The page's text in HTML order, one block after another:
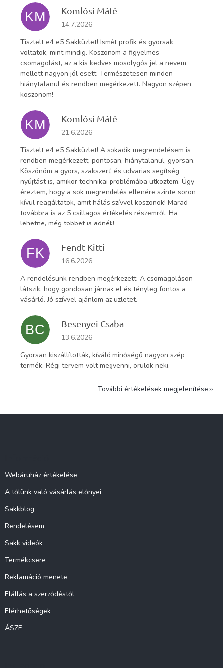
KM Komlósi Máté
Az áruház értékelése 5-ből 5 csillag.
14.7.2026
Tisztelt e4 e5 Sakküzlet! Ismét profik és gyorsak
voltatok, mint mindig. Köszönöm a figyelmes
csomagolást, az a kis kedves mosolygós jel a nevem
mellett nagyon jól esett. Természetesen minden
hiánytalanul és rendben megérkezett. Nagyon szépen
köszönöm!
KM Komlósi Máté
Az áruház értékelése 5-ből 5 csillag.
21.6.2026
Tisztelt e4 e5 Sakküzlet! A sokadik megrendelésem is
rendben megérkezett, pontosan, hiánytalanul, gyorsan.
Köszönöm a gyors, szakszerű és udvarias segítség
nyújtást is, amikor technikai problémába ütköztem. Úgy
éreztem, hogy a sok megrendelés ellenére szinte soron
kívül reagáltatok, amit hálás szívvel köszönök! Marad
továbbra is az 5 csillagos értékelés részemről. Ha
lehetne, még többet is adnék!
FK Fendt Kitti
Az áruház értékelése 5-ből 5 csillag.
16.6.2026
A rendelésünk rendben megérkezett. A csomagoláson
látszik, hogy gondosan járnak el és tényleg fontos a
vásárló. Jó szívvel ajánlom az üzletet.
BC Besenyei Csaba
Az áruház értékelése 5-ből 5 csillag.
13.6.2026
Gyorsan kiszállították, kíváló minőségű nagyon szép
termék. Régi tervem volt megvenni, örülök neki.
További értékelések megjelenítése
Webáruház értékelése
A tőlünk való vásárlás előnyei
Sakkblog
Rendelésem
Sakk videók
Termékcsere
Reklamáció menete
Elállás a szerződéstől
Elérhetőségek
ÁSZF